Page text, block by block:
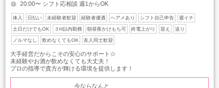
20:00〜 シフト応相談 週1からOK
体入 日払い 未経験者歓迎 経験者優遇 ヘアメあり シフト自己申告 週イチ
土日だけでもOK ３H以内勤務 朝昼夜かけもち可 終電上がり 迎え 送り
ノルマなし 飲めなくてもOK 友人同士歓迎
大手経営だからこその安心のサポート☆
未経験やお酒が飲めなくても大丈夫！
プロの指導で貴方が輝ける環境を提供します！
今ならなんと